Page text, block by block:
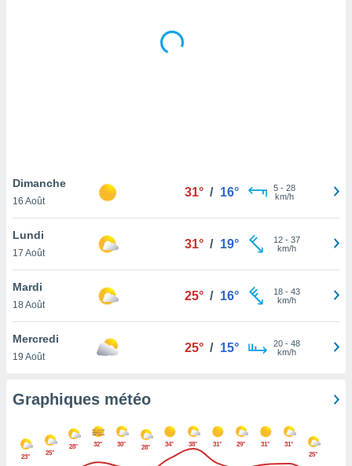
pas
de
à
cas,
que
sur le
ne
Dimanche
16 Août
31° / 16° 5- 28
km/h
Lundi
17 Août
31° / 19° 12- 37
km/h
Mardi
18 Août
25° / 16° 18- 43
km/h
Mercredi
19 Août
25° / 15° 20- 48
km/h
Graphiques météo
23°
25°
28° 32° 30° 28° 34° 38° 31° 29° 31°
31°
25°